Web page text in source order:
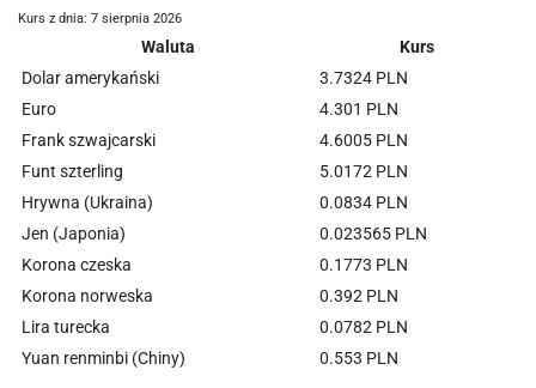
Kurs z dnia: 7 sierpnia 2026
Waluta
Kurs
Dolar amerykański
3.7324 PLN
Euro
4.301 PLN
Frank szwajcarski
4.6005 PLN
Funt szterling
5.0172 PLN
Hrywna (Ukraina)
0.0834 PLN
Jen (Japonia)
0.023565 PLN
Korona czeska
0.1773 PLN
Korona norweska
0.392 PLN
Lira turecka
0.0782 PLN
Yuan renminbi (Chiny)
0.553 PLN